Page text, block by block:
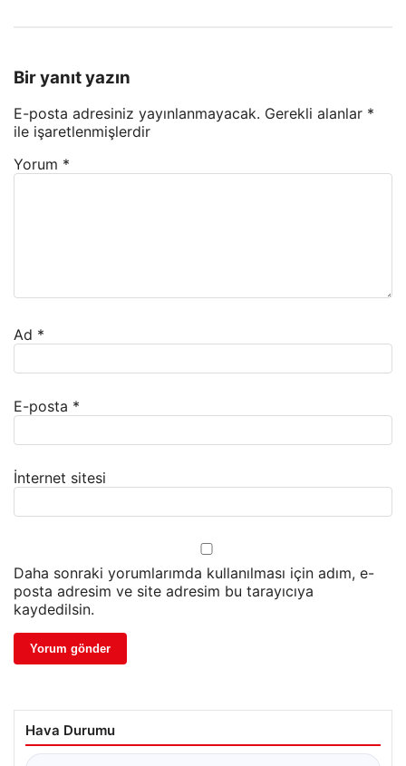
Bir yanıt yazın
E-posta adresiniz yayınlanmayacak. Gerekli alanlar *
ile işaretlenmişlerdir
Yorum *
Ad *
E-posta *
İnternet sitesi
Daha sonraki yorumlarımda kullanılması için adım, e-
posta adresim ve site adresim bu tarayıcıya
kaydedilsin.
Hava Durumu